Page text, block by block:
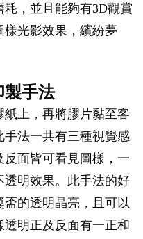
，並且能夠有3D觀賞
光影效果，繽紛夢
製手法
上，再將膠片黏至客
法一共有三種視覺感
面皆可看見圖樣，一
明效果。此手法的好
的透明晶亮，且可以
明正及反面有一正和